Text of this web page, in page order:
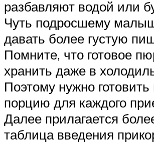
разбавляют водой или
Чуть подросшему
давать более густую
Помните, что готовое
хранить даже в
Поэтому нужно
порцию для каждого
Далее прилагается
таблица введения